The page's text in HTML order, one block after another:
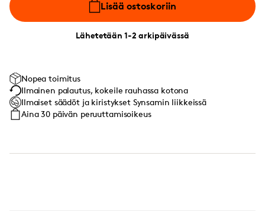
Lisää ostoskoriin
Lähetetään 1-2 arkipäivässä
Nopea toimitus
Ilmainen palautus, kokeile rauhassa kotona
Ilmaiset säädöt ja kiristykset Synsamin liikkeissä
Aina 30 päivän peruuttamisoikeus